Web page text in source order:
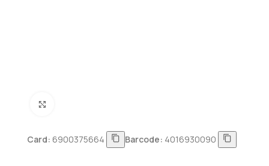
Card: 6900375664 Barcode: 4016930090